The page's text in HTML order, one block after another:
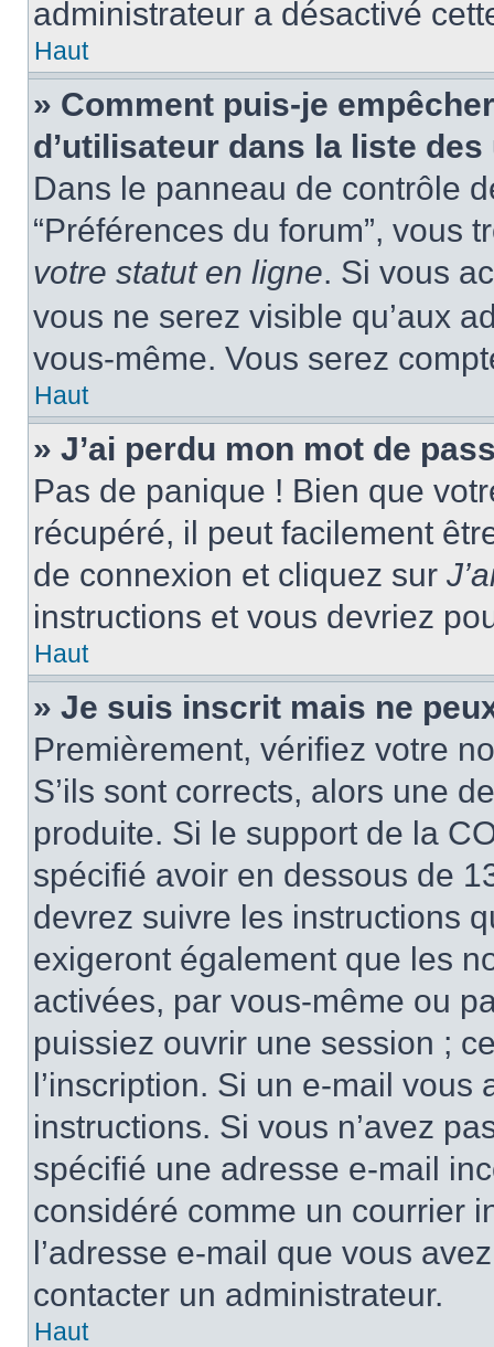
administrateur a désactivé
Haut
» Comment puis-je
d’utilisateur dans la liste
Dans le panneau de contrôle
“Préférences du forum”, vous
votre statut en ligne. Si vous
vous ne serez visible qu’aux
vous-même. Vous serez
Haut
» J’ai perdu mon mot de
Pas de panique ! Bien que
récupéré, il peut facilement
de connexion et cliquez sur
instructions et vous devriez
Haut
» Je suis inscrit mais ne
Premièrement, vérifiez votre
S’ils sont corrects, alors une
produite. Si le support de la
spécifié avoir en dessous de
devrez suivre les instructions
exigeront également que les
activées, par vous-même ou
puissiez ouvrir une session ;
l’inscription. Si un e-mail
instructions. Si vous n’avez
spécifié une adresse e-mail
considéré comme un courrier
l’adresse e-mail que vous
contacter un administrateur.
Haut